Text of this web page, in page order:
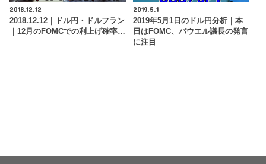
2018.12.12
2018.12.12｜ドル円・ドルフラン
｜12月のFOMCでの利上げ確率…
2019.5.1
2019年5月1日のドル円分析｜本
日はFOMC、パウエル議長の発言
に注目